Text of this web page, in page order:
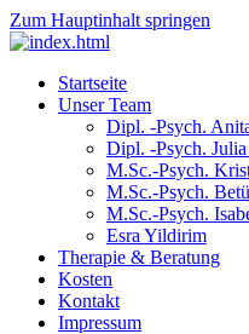
Zum Hauptinhalt springen
Startseite
Unser Team
Dipl. -Psych.
Dipl. -Psych.
M.Sc.-Psych.
M.Sc.-Psych.
M.Sc.-Psych.
Esra Yildirim
Therapie & Beratung
Kosten
Kontakt
Impressum